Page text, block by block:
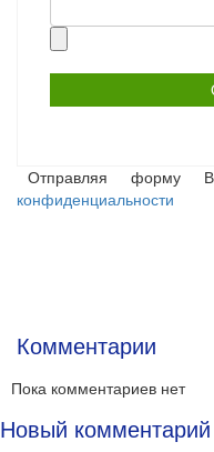
Отправляя форму
конфиденциальности
Комментарии
Пока комментариев нет
Новый комментарий